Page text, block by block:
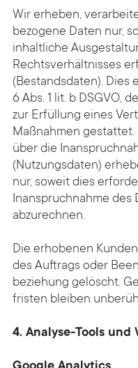
Wir erheben,
bezogene Daten nur,
inhaltliche
Rechtsverhältnisses
(Bestandsdaten). Dies
6 Abs. 1 lit. b DSGVO,
zur Erfüllung eines
Maßnahmen
über die
(Nutzungs­daten)
nur, soweit dies
Inanspruchnahme des
abzurechnen.
Die erhobenen
des Auftrags oder
beziehung gelöscht.
fristen bleiben
4. Analyse-Tools und